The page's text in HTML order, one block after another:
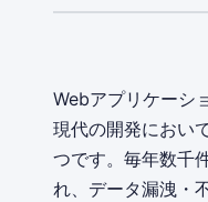
Webアプリケーシ
現代の開発におい
つです。毎年数千
れ、データ漏洩・